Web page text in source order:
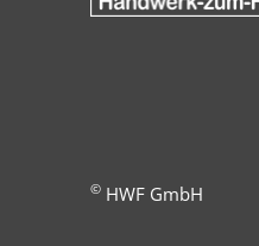
© HWF GmbH